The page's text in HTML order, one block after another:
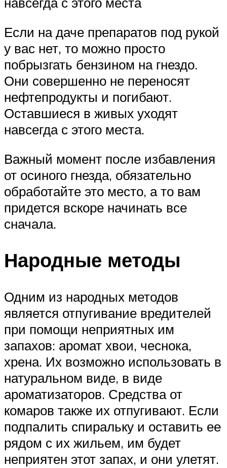
Если на даче препаратов под рукой
у вас нет, то можно просто
побрызгать бензином на гнездо.
Они совершенно не переносят
нефтепродукты и погибают.
Оставшиеся в живых уходят
навсегда с этого места.
Важный момент после избавления
от осиного гнезда, обязательно
обработайте это место, а то вам
придется вскоре начинать все
сначала.
Народные методы
Одним из народных методов
является отпугивание вредителей
при помощи неприятных им
запахов: аромат хвои, чеснока,
хрена. Их возможно использовать в
натуральном виде, в виде
ароматизаторов. Средства от
комаров также их отпугивают. Если
подпалить спиральку и оставить ее
рядом с их жильем, им будет
неприятен этот запах, и они улетят.